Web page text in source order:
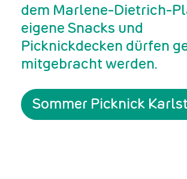
dem Marlene-Dietrich-
eigene Snacks und
Picknickdecken dürfen
mitgebracht werden.